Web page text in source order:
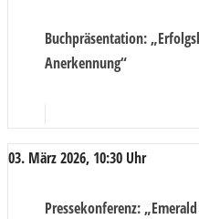
Buchpräsentation:
Anerkennung“
03. März 2026, 10:30 Uhr
Pressekonferenz: